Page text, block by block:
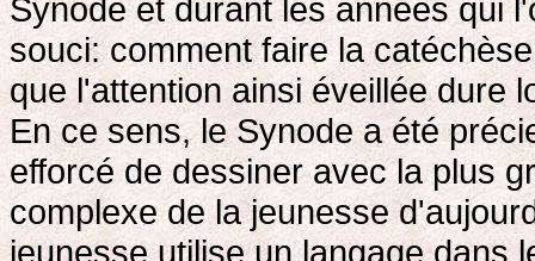
Synode et durant les années qui
souci: comment faire la
que l'attention ainsi éveillée dure
En ce sens, le Synode a été
efforcé de dessiner avec la plus
complexe de la jeunesse
jeunesse utilise un langage dans